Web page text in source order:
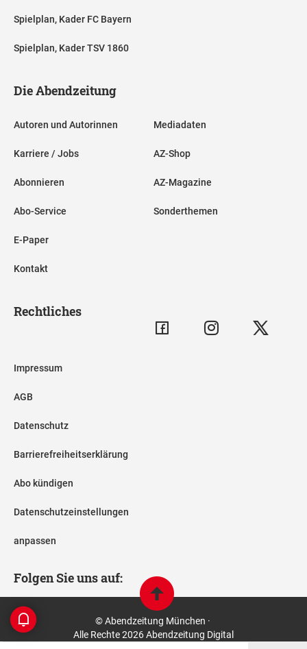
Spielplan, Kader FC Bayern
Spielplan, Kader TSV 1860
Die Abendzeitung
Autoren und Autorinnen
Karriere / Jobs
Abonnieren
Abo-Service
E-Paper
Kontakt
Mediadaten
AZ-Shop
AZ-Magazine
Sonderthemen
Rechtliches
Impressum
AGB
Datenschutz
Barrierefreiheitserklärung
Abo kündigen
Datenschutzeinstellungen
anpassen
Folgen Sie uns auf:
© Abendzeitung München ·
Alle Rechte 2026 Abendzeitung Digital